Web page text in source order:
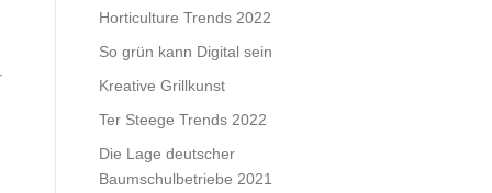
Horticulture Trends 2022
So grün kann Digital sein
Kreative Grillkunst
Ter Steege Trends 2022
Die Lage deutscher
Baumschulbetriebe 2021